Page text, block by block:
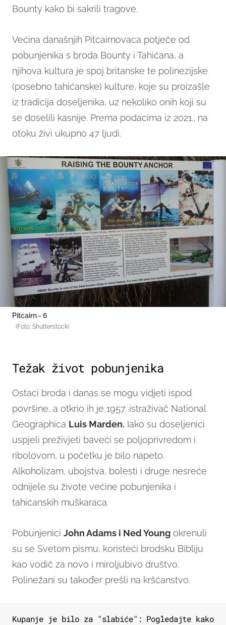
Bounty kako bi sakrili tragove.
Većina današnjih Pitcairnovaca potječe od
pobunjenika s broda Bounty i Tahićana, a
njihova kultura je spoj britanske te polinezijske
(posebno tahićanske) kulture, koje su proizašle
iz tradicija doseljenika, uz nekoliko onih koji su
se doselili kasnije. Prema podacima iz 2021., na
otoku živi ukupno 47 ljudi.
Pitcairn - 6
(Foto: Shutterstock)
Težak život pobunjenika
Ostaci broda i danas se mogu vidjeti ispod
površine, a otkrio ih je 1957. istraživač National
Geographica Luis Marden. Iako su doseljenici
uspjeli preživjeti baveći se poljoprivredom i
ribolovom, u početku je bilo napeto.
Alkoholizam, ubojstva, bolesti i druge nesreće
odnijele su živote većine pobunjenika i
tahićanskih muškaraca.
Pobunjenici John Adams i Ned Young okrenuli
su se Svetom pismu, koristeći brodsku Bibliju
kao vodič za novo i miroljubivo društvo.
Polinežani su također prešli na kršćanstvo.
Kupanje je bilo za "slabiće": Pogledajte kako